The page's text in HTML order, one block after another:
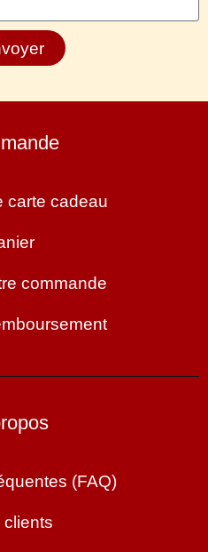
carte cadeau
commande
(FAQ)
clients